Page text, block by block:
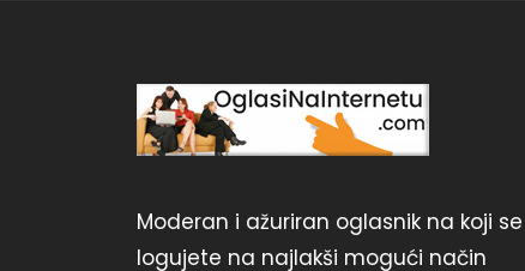
Moderan i ažuriran oglasnik na koji se
logujete na najlakši mogući način